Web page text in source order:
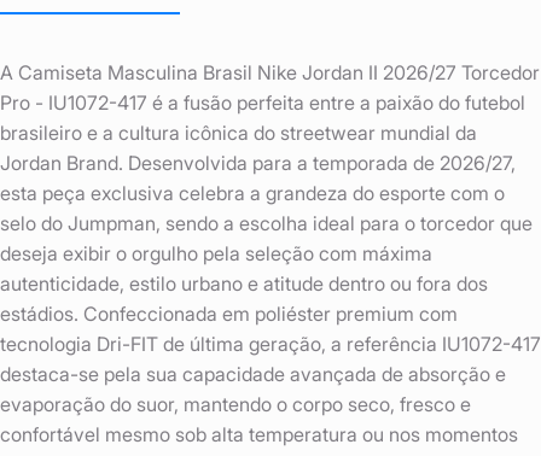
A Camiseta Masculina Brasil Nike Jordan II 2026/27 Torcedor
Pro - IU1072-417 é a fusão perfeita entre a paixão do futebol
brasileiro e a cultura icônica do streetwear mundial da
Jordan Brand. Desenvolvida para a temporada de 2026/27,
esta peça exclusiva celebra a grandeza do esporte com o
selo do Jumpman, sendo a escolha ideal para o torcedor que
deseja exibir o orgulho pela seleção com máxima
autenticidade, estilo urbano e atitude dentro ou fora dos
estádios. Confeccionada em poliéster premium com
tecnologia Dri-FIT de última geração, a referência IU1072-417
destaca-se pela sua capacidade avançada de absorção e
evaporação do suor, mantendo o corpo seco, fresco e
confortável mesmo sob alta temperatura ou nos momentos